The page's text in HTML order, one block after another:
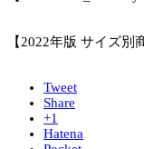
【2022年版 サイズ
Tweet
Share
+1
Hatena